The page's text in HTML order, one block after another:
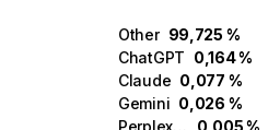
Other 99,725 %
ChatGPT 0,164 %
Claude 0,077 %
Gemini 0,026 %
Perplexity
0,005 %